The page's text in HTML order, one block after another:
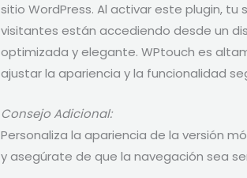
sitio WordPress. Al activar este plugin,
visitantes están accediendo desde un
optimizada y elegante. WPtouch es
ajustar la apariencia y la funcionalidad
Consejo Adicional:
Personaliza la apariencia de la versión
y asegúrate de que la navegación sea